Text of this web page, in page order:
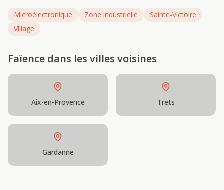
Microélectronique Zone industrielle
Sainte-Victoire
Village
Faïence dans les villes voisines
Aix-en-Provence Trets
Gardanne